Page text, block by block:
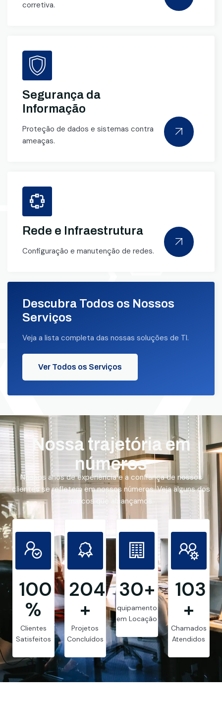
corretiva.
Segurança da
Informação
Proteção de dados e sistemas contra
ameaças.
Rede e Infraestrutura
Configuração e manutenção de redes.
Descubra Todos os Nossos
Serviços
Veja a lista completa das nossas soluções de TI.
Ver Todos os Serviços
Nossa trajetória em
números
Nossos anos de experiência e a confiança de nossos
clientes se refletem em nossos números. Veja alguns dos
marcos que alcançamos.
99.8
%
Clientes
Satisfeitos
205
+
Projetos
Concluídos
30+
Equipamentos
em Locação
103
+
Chamados
Atendidos